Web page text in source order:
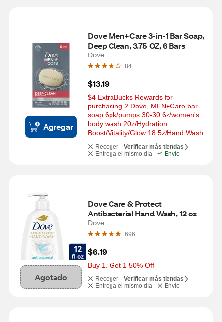
Agregar
Dove Men+Care 3-in-1 Bar Soap,
Deep Clean, 3.75 OZ, 6 Bars
Dove
84
$13.19
$4 ExtraBucks Rewards for
purchasing 2 Dove, MEN+Care bar
soap 6pk/pumps 30-30.6z/women's
body wash 20z/Hydration
Boost/Vitality/Glow 18.5z/Hand Wash
Recoger - Verificar más tiendas
Entrega el mismo día
Envío
Agotado
Dove Care & Protect
Antibacterial Hand Wash, 12 oz
Dove
696
$6.19
Buy 1, Get 1 50% Off
Recoger - Verificar más tiendas
Entrega el mismo día
Envío